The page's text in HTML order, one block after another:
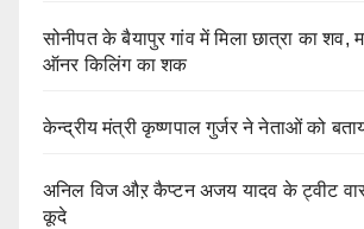
सोनीपत के बैयापुर गांव में मिला छात्रा का शव,
ऑनर किलिंग का शक
केन्द्रीय मंत्री कृष्णपाल गुर्जर ने नेताओं को
अनिल विज औऱ कैप्टन अजय यादव के ट्वीट वार
कूदे